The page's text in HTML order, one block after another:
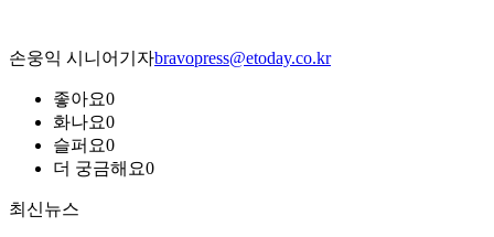
손웅익 시니어기자bravopress@etoday.co.kr
좋아요0
화나요0
슬퍼요0
더 궁금해요0
최신뉴스